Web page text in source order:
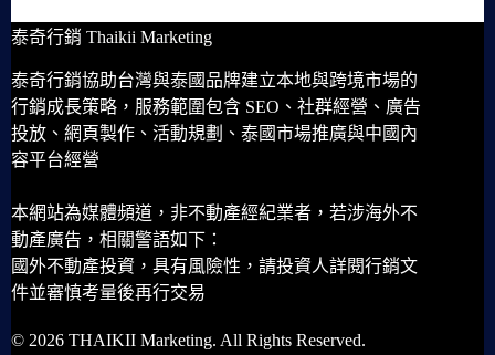
泰奇行銷 Thaikii Marketing
泰奇行銷協助台灣與泰國品牌建立本地與跨境市場的
行銷成長策略，服務範圍包含 SEO、社群經營、廣告
投放、網頁製作、活動規劃、泰國市場推廣與中國內
容平台經營
本網站為媒體頻道，非不動產經紀業者，若涉海外不
動產廣告，相關警語如下：
國外不動產投資，具有風險性，請投資人詳閱行銷文
件並審慎考量後再行交易
© 2026 THAIKII Marketing. All Rights Reserved.